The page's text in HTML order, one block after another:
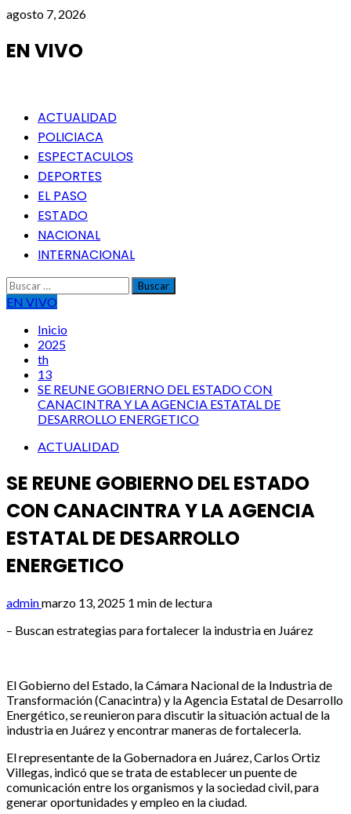
Saltar
contenido
agosto 7, 2026
EN VIVO
Menú
principal
ACTUALIDAD
POLICIACA
ESPECTACULOS
DEPORTES
EL PASO
ESTADO
NACIONAL
INTERNACIONAL
Buscar:
EN VIVO
Inicio
2025
th
13
SE REUNE GOBIERNO DEL ESTADO CON
CANACINTRA Y LA AGENCIA ESTATAL DE
DESARROLLO ENERGETICO
ACTUALIDAD
SE REUNE GOBIERNO DEL ESTADO
CON CANACINTRA Y LA AGENCIA
ESTATAL DE DESARROLLO
ENERGETICO
adminmarzo 13, 2025 1 min de lectura
– Buscan estrategias para fortalecer la industria en Juárez
El Gobierno del Estado, la Cámara Nacional de la Industria de
Transformación (Canacintra) y la Agencia Estatal de Desarrollo
Energético, se reunieron para discutir la situación actual de la
industria en Juárez y encontrar maneras de fortalecerla.
El representante de la Gobernadora en Juárez, Carlos Ortiz
Villegas, indicó que se trata de establecer un puente de
comunicación entre los organismos y la sociedad civil, para
generar oportunidades y empleo en la ciudad.